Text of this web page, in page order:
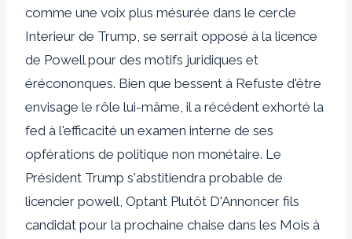
comme une voix plus mésurée dans le cercle
Interieur de Trump, se serrait opposé à la licence
de Powell pour des motifs juridiques et
érécononques. Bien que bessent à Refuste d'être
envisage le rôle lui-mâme, il a récédent exhorté la
fed à l'efficacité un examen interne de ses
opférations de politique non monétaire. Le
Président Trump s'abstitiendra probable de
licencier powell, Optant Plutôt D'Annoncer fils
candidat pour la prochaine chaise dans les Mois à